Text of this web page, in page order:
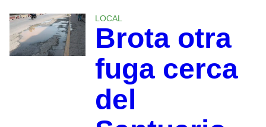
LOCAL
Brota otra
fuga cerca
del